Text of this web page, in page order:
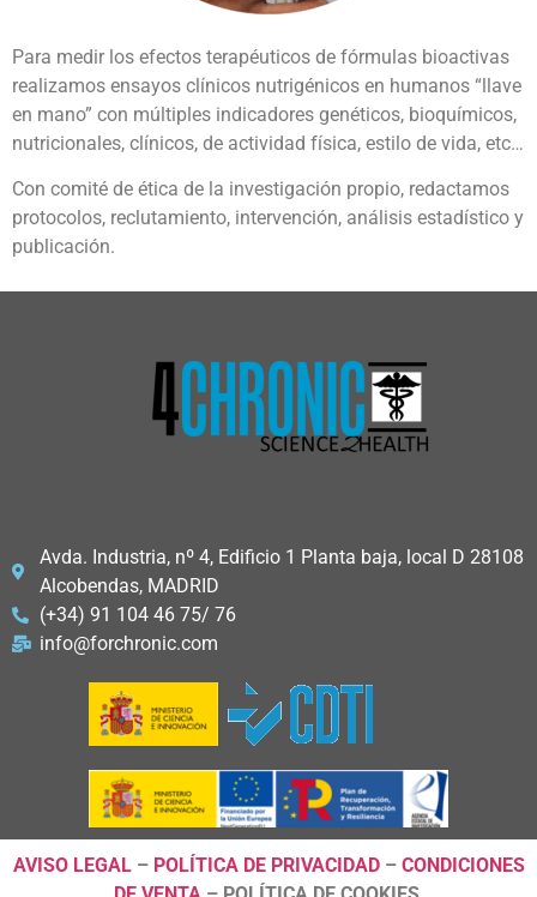
Para medir los efectos terapéuticos de fórmulas bioactivas
realizamos ensayos clínicos nutrigénicos en humanos “llave
en mano” con múltiples indicadores genéticos, bioquímicos,
nutricionales, clínicos, de actividad física, estilo de vida, etc…
Con comité de ética de la investigación propio, redactamos
protocolos, reclutamiento, intervención, análisis estadístico y
publicación.
Avda. Industria, nº 4, Edificio 1 Planta baja, local D 28108
Alcobendas, MADRID
(+34) 91 104 46 75/ 76
info@forchronic.com
AVISO LEGAL– POLÍTICA DE PRIVACIDAD– CONDICIONES